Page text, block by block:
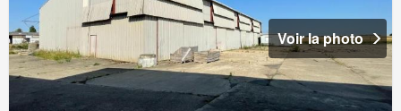
Voir la photo